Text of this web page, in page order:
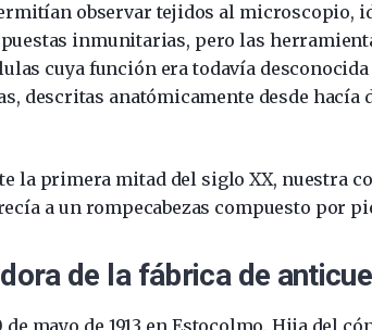
observar tejidos al microscopio,
inmunitarias, pero las
cuya función era todavía
descritas anatómicamente desde hacía
la primera mitad del siglo XX, nuestra
a un rompecabezas compuesto por
de la fábrica de